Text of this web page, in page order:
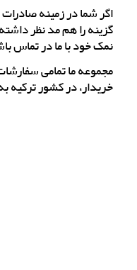
اگر شما در زمینه
گزینه را هم مد نظر
نمک خود با ما در تماس
مجموعه ما تمامی
خریدار، در کشور ترکیه